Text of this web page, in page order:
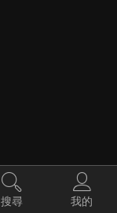
搜尋 我的